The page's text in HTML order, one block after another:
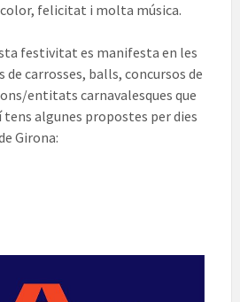
felicitat i molta música.
festivitat es manifesta en les
de carrosses, balls, concursos de
entitats carnavalesques que
tens algunes propostes per dies
Girona: